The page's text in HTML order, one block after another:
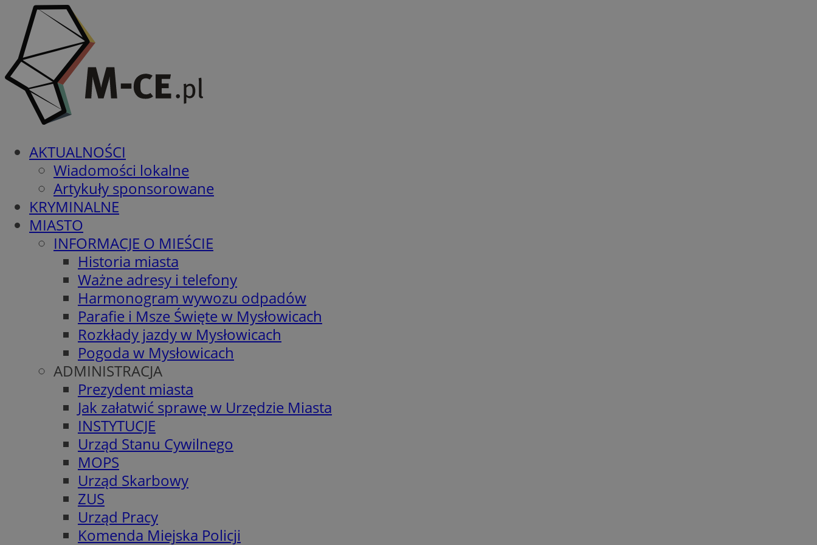
AKTUALNOŚCI
Wiadomości lokalne
Artykuły sponsorowane
KRYMINALNE
MIASTO
INFORMACJE O MIEŚCIE
Historia miasta
Ważne adresy i telefony
Harmonogram wywozu odpadów
Parafie i Msze Święte w Mysłowicach
Rozkłady jazdy w Mysłowicach
Pogoda w Mysłowicach
ADMINISTRACJA
Prezydent miasta
Jak załatwić sprawę w Urzędzie Miasta
INSTYTUCJE
Urząd Stanu Cywilnego
MOPS
Urząd Skarbowy
ZUS
Urząd Pracy
Komenda Miejska Policji